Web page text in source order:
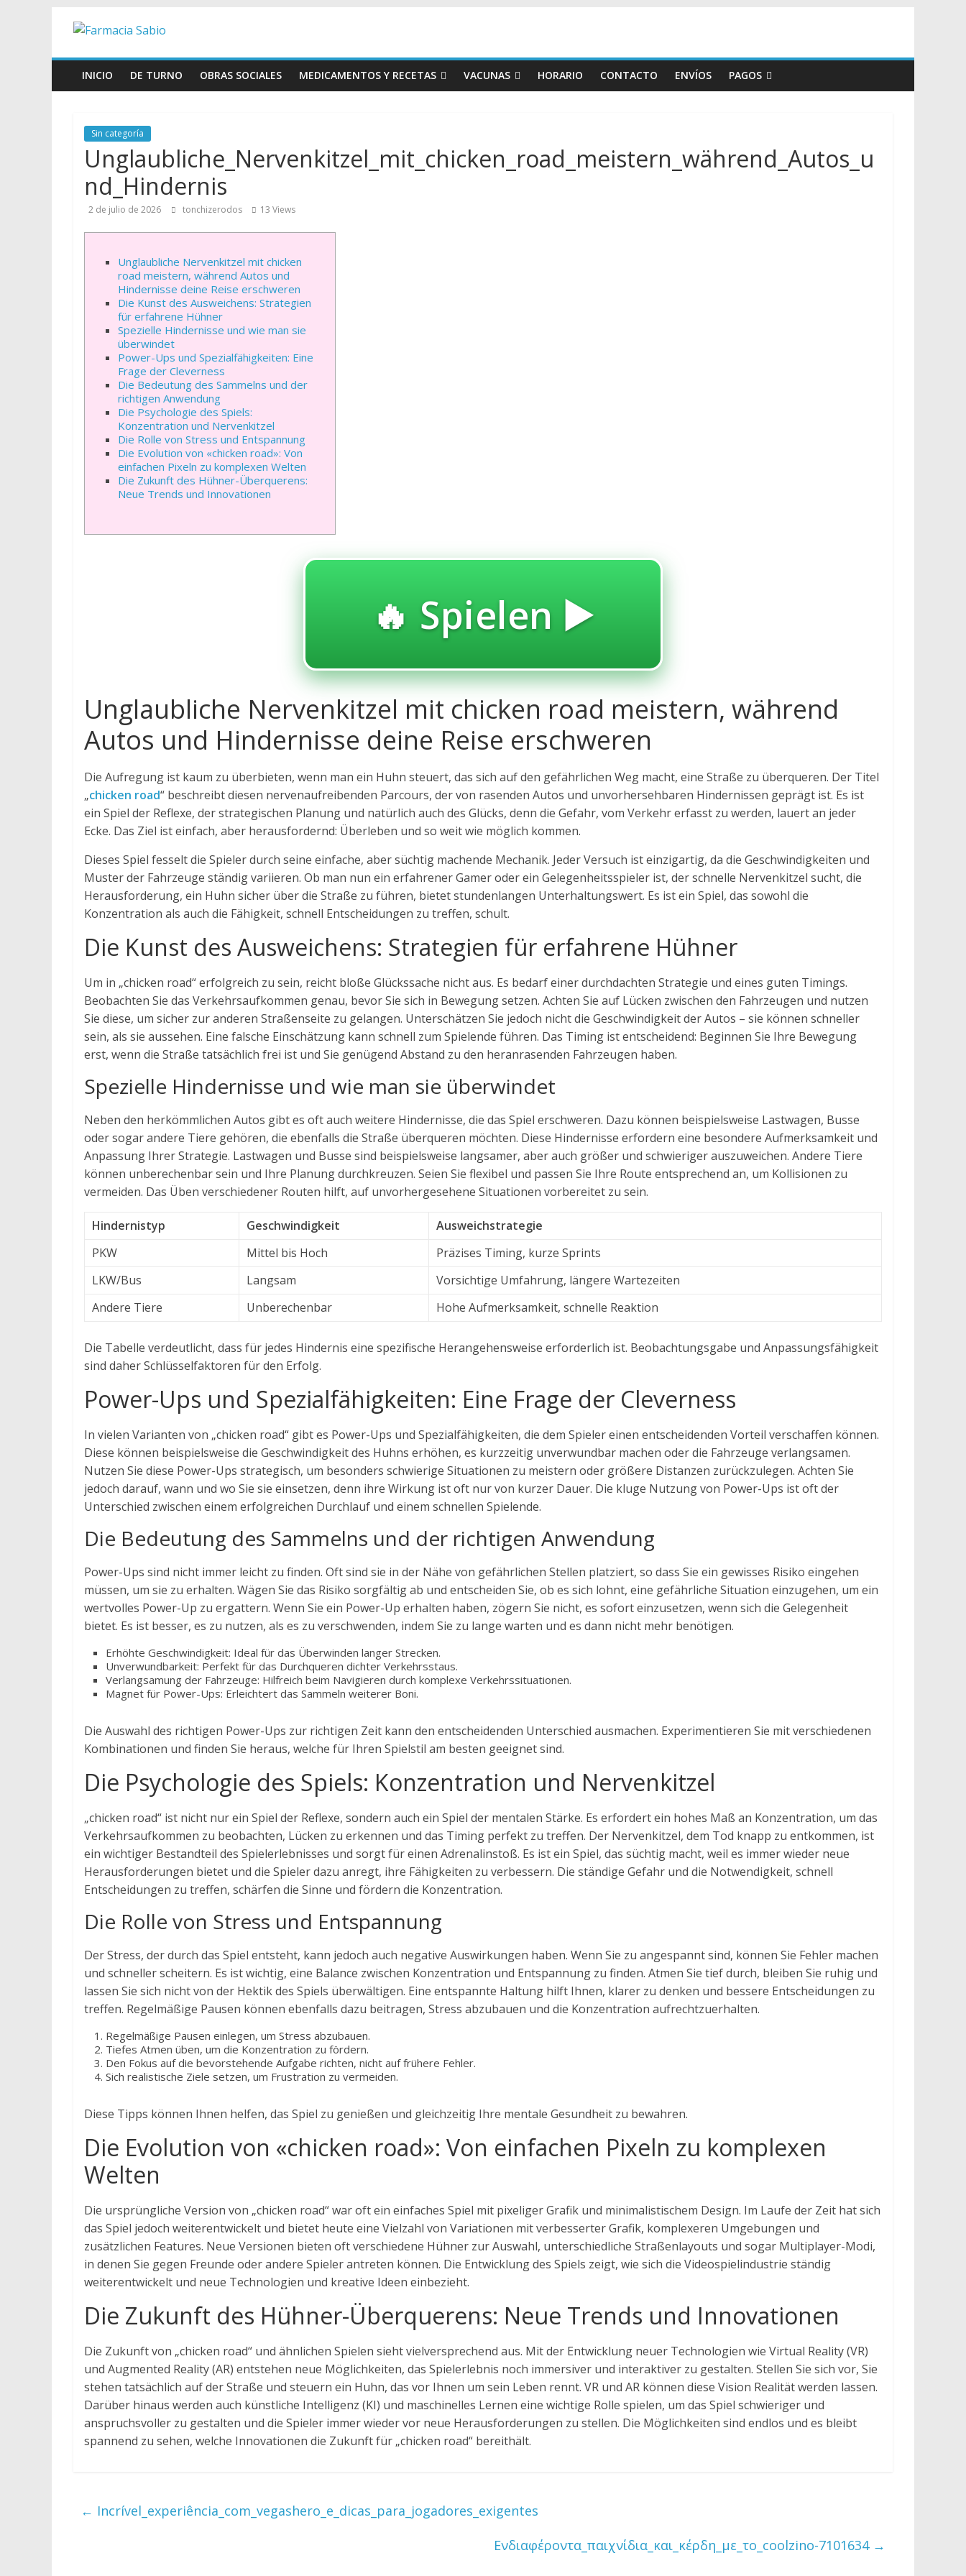
Farmacia
Sabio
Sabio
INICIO DE TURNO OBRAS SOCIALES MEDICAMENTOS Y RECETAS VACUNAS HORARIO CONTACTO ENVÍOS PAGOS
Sin categoría
Unglaubliche_Nervenkitzel_mit_chicken_road_meistern_während_Autos_u
nd_Hindernis
2 de julio de 2026 tonchizerodos 13 Views
Unglaubliche Nervenkitzel mit chicken
road meistern, während Autos und
Hindernisse deine Reise erschweren
Die Kunst des Ausweichens: Strategien
für erfahrene Hühner
Spezielle Hindernisse und wie man sie
überwindet
Power-Ups und Spezialfähigkeiten: Eine
Frage der Cleverness
Die Bedeutung des Sammelns und der
richtigen Anwendung
Die Psychologie des Spiels:
Konzentration und Nervenkitzel
Die Rolle von Stress und Entspannung
Die Evolution von «chicken road»: Von
einfachen Pixeln zu komplexen Welten
Die Zukunft des Hühner-Überquerens:
Neue Trends und Innovationen
🔥 Spielen ▶️
Unglaubliche Nervenkitzel mit chicken road meistern, während
Autos und Hindernisse deine Reise erschweren
Die Aufregung ist kaum zu überbieten, wenn man ein Huhn steuert, das sich auf den gefährlichen Weg macht, eine Straße zu überqueren. Der Titel
„chicken road“ beschreibt diesen nervenaufreibenden Parcours, der von rasenden Autos und unvorhersehbaren Hindernissen geprägt ist. Es ist
ein Spiel der Reflexe, der strategischen Planung und natürlich auch des Glücks, denn die Gefahr, vom Verkehr erfasst zu werden, lauert an jeder
Ecke. Das Ziel ist einfach, aber herausfordernd: Überleben und so weit wie möglich kommen.
Dieses Spiel fesselt die Spieler durch seine einfache, aber süchtig machende Mechanik. Jeder Versuch ist einzigartig, da die Geschwindigkeiten und
Muster der Fahrzeuge ständig variieren. Ob man nun ein erfahrener Gamer oder ein Gelegenheitsspieler ist, der schnelle Nervenkitzel sucht, die
Herausforderung, ein Huhn sicher über die Straße zu führen, bietet stundenlangen Unterhaltungswert. Es ist ein Spiel, das sowohl die
Konzentration als auch die Fähigkeit, schnell Entscheidungen zu treffen, schult.
Die Kunst des Ausweichens: Strategien für erfahrene Hühner
Um in „chicken road“ erfolgreich zu sein, reicht bloße Glückssache nicht aus. Es bedarf einer durchdachten Strategie und eines guten Timings.
Beobachten Sie das Verkehrsaufkommen genau, bevor Sie sich in Bewegung setzen. Achten Sie auf Lücken zwischen den Fahrzeugen und nutzen
Sie diese, um sicher zur anderen Straßenseite zu gelangen. Unterschätzen Sie jedoch nicht die Geschwindigkeit der Autos – sie können schneller
sein, als sie aussehen. Eine falsche Einschätzung kann schnell zum Spielende führen. Das Timing ist entscheidend: Beginnen Sie Ihre Bewegung
erst, wenn die Straße tatsächlich frei ist und Sie genügend Abstand zu den heranrasenden Fahrzeugen haben.
Spezielle Hindernisse und wie man sie überwindet
Neben den herkömmlichen Autos gibt es oft auch weitere Hindernisse, die das Spiel erschweren. Dazu können beispielsweise Lastwagen, Busse
oder sogar andere Tiere gehören, die ebenfalls die Straße überqueren möchten. Diese Hindernisse erfordern eine besondere Aufmerksamkeit und
Anpassung Ihrer Strategie. Lastwagen und Busse sind beispielsweise langsamer, aber auch größer und schwieriger auszuweichen. Andere Tiere
können unberechenbar sein und Ihre Planung durchkreuzen. Seien Sie flexibel und passen Sie Ihre Route entsprechend an, um Kollisionen zu
vermeiden. Das Üben verschiedener Routen hilft, auf unvorhergesehene Situationen vorbereitet zu sein.
Hindernistyp Geschwindigkeit
Ausweichstrategie
PKW
Mittel bis Hoch
Präzises Timing, kurze Sprints
LKW/Bus
Langsam
Vorsichtige Umfahrung, längere Wartezeiten
Andere Tiere
Unberechenbar Hohe Aufmerksamkeit, schnelle Reaktion
Die Tabelle verdeutlicht, dass für jedes Hindernis eine spezifische Herangehensweise erforderlich ist. Beobachtungsgabe und Anpassungsfähigkeit
sind daher Schlüsselfaktoren für den Erfolg.
Power-Ups und Spezialfähigkeiten: Eine Frage der Cleverness
In vielen Varianten von „chicken road“ gibt es Power-Ups und Spezialfähigkeiten, die dem Spieler einen entscheidenden Vorteil verschaffen können.
Diese können beispielsweise die Geschwindigkeit des Huhns erhöhen, es kurzzeitig unverwundbar machen oder die Fahrzeuge verlangsamen.
Nutzen Sie diese Power-Ups strategisch, um besonders schwierige Situationen zu meistern oder größere Distanzen zurückzulegen. Achten Sie
jedoch darauf, wann und wo Sie sie einsetzen, denn ihre Wirkung ist oft nur von kurzer Dauer. Die kluge Nutzung von Power-Ups ist oft der
Unterschied zwischen einem erfolgreichen Durchlauf und einem schnellen Spielende.
Die Bedeutung des Sammelns und der richtigen Anwendung
Power-Ups sind nicht immer leicht zu finden. Oft sind sie in der Nähe von gefährlichen Stellen platziert, so dass Sie ein gewisses Risiko eingehen
müssen, um sie zu erhalten. Wägen Sie das Risiko sorgfältig ab und entscheiden Sie, ob es sich lohnt, eine gefährliche Situation einzugehen, um ein
wertvolles Power-Up zu ergattern. Wenn Sie ein Power-Up erhalten haben, zögern Sie nicht, es sofort einzusetzen, wenn sich die Gelegenheit
bietet. Es ist besser, es zu nutzen, als es zu verschwenden, indem Sie zu lange warten und es dann nicht mehr benötigen.
Erhöhte Geschwindigkeit: Ideal für das Überwinden langer Strecken.
Unverwundbarkeit: Perfekt für das Durchqueren dichter Verkehrsstaus.
Verlangsamung der Fahrzeuge: Hilfreich beim Navigieren durch komplexe Verkehrssituationen.
Magnet für Power-Ups: Erleichtert das Sammeln weiterer Boni.
Die Auswahl des richtigen Power-Ups zur richtigen Zeit kann den entscheidenden Unterschied ausmachen. Experimentieren Sie mit verschiedenen
Kombinationen und finden Sie heraus, welche für Ihren Spielstil am besten geeignet sind.
Die Psychologie des Spiels: Konzentration und Nervenkitzel
„chicken road“ ist nicht nur ein Spiel der Reflexe, sondern auch ein Spiel der mentalen Stärke. Es erfordert ein hohes Maß an Konzentration, um das
Verkehrsaufkommen zu beobachten, Lücken zu erkennen und das Timing perfekt zu treffen. Der Nervenkitzel, dem Tod knapp zu entkommen, ist
ein wichtiger Bestandteil des Spielerlebnisses und sorgt für einen Adrenalinstoß. Es ist ein Spiel, das süchtig macht, weil es immer wieder neue
Herausforderungen bietet und die Spieler dazu anregt, ihre Fähigkeiten zu verbessern. Die ständige Gefahr und die Notwendigkeit, schnell
Entscheidungen zu treffen, schärfen die Sinne und fördern die Konzentration.
Die Rolle von Stress und Entspannung
Der Stress, der durch das Spiel entsteht, kann jedoch auch negative Auswirkungen haben. Wenn Sie zu angespannt sind, können Sie Fehler machen
und schneller scheitern. Es ist wichtig, eine Balance zwischen Konzentration und Entspannung zu finden. Atmen Sie tief durch, bleiben Sie ruhig und
lassen Sie sich nicht von der Hektik des Spiels überwältigen. Eine entspannte Haltung hilft Ihnen, klarer zu denken und bessere Entscheidungen zu
treffen. Regelmäßige Pausen können ebenfalls dazu beitragen, Stress abzubauen und die Konzentration aufrechtzuerhalten.
Regelmäßige Pausen einlegen, um Stress abzubauen.
Tiefes Atmen üben, um die Konzentration zu fördern.
Den Fokus auf die bevorstehende Aufgabe richten, nicht auf frühere Fehler.
Sich realistische Ziele setzen, um Frustration zu vermeiden.
Diese Tipps können Ihnen helfen, das Spiel zu genießen und gleichzeitig Ihre mentale Gesundheit zu bewahren.
Die Evolution von «chicken road»: Von einfachen Pixeln zu komplexen
Welten
Die ursprüngliche Version von „chicken road“ war oft ein einfaches Spiel mit pixeliger Grafik und minimalistischem Design. Im Laufe der Zeit hat sich
das Spiel jedoch weiterentwickelt und bietet heute eine Vielzahl von Variationen mit verbesserter Grafik, komplexeren Umgebungen und
zusätzlichen Features. Neue Versionen bieten oft verschiedene Hühner zur Auswahl, unterschiedliche Straßenlayouts und sogar Multiplayer-Modi,
in denen Sie gegen Freunde oder andere Spieler antreten können. Die Entwicklung des Spiels zeigt, wie sich die Videospielindustrie ständig
weiterentwickelt und neue Technologien und kreative Ideen einbezieht.
Die Zukunft des Hühner-Überquerens: Neue Trends und Innovationen
Die Zukunft von „chicken road“ und ähnlichen Spielen sieht vielversprechend aus. Mit der Entwicklung neuer Technologien wie Virtual Reality (VR)
und Augmented Reality (AR) entstehen neue Möglichkeiten, das Spielerlebnis noch immersiver und interaktiver zu gestalten. Stellen Sie sich vor, Sie
stehen tatsächlich auf der Straße und steuern ein Huhn, das vor Ihnen um sein Leben rennt. VR und AR können diese Vision Realität werden lassen.
Darüber hinaus werden auch künstliche Intelligenz (KI) und maschinelles Lernen eine wichtige Rolle spielen, um das Spiel schwieriger und
anspruchsvoller zu gestalten und die Spieler immer wieder vor neue Herausforderungen zu stellen. Die Möglichkeiten sind endlos und es bleibt
spannend zu sehen, welche Innovationen die Zukunft für „chicken road“ bereithält.
← Incrível_experiência_com_vegashero_e_dicas_para_jogadores_exigentes
Ενδιαφέροντα_παιχνίδια_και_κέρδη_με_το_coolzino-7101634 →